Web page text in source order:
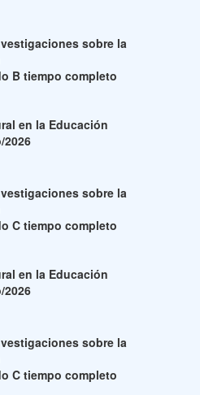
sobre la
B tiempo completo
en la Educación
2026
sobre la
C tiempo completo
en la Educación
2026
sobre la
C tiempo completo